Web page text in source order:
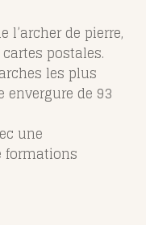
l’archer de pierre,
postales.
les plus
de 93
une
formations